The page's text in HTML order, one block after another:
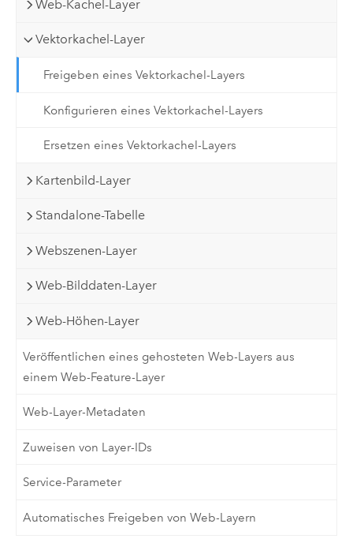
Web-Kachel-Layer
Vektorkachel-Layer
Freigeben eines Vektorkachel-Layers
Konfigurieren eines Vektorkachel-Layers
Ersetzen eines Vektorkachel-Layers
Kartenbild-Layer
Standalone-Tabelle
Webszenen-Layer
Web-Bilddaten-Layer
Web-Höhen-Layer
Veröffentlichen eines gehosteten Web-Layers aus
einem Web-Feature-Layer
Web-Layer-Metadaten
Zuweisen von Layer-IDs
Service-Parameter
Automatisches Freigeben von Web-Layern